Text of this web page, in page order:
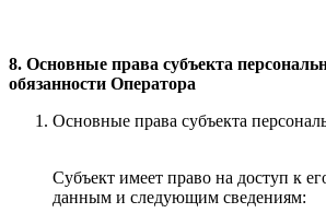
8. Основные права субъекта
обязанности Оператора
Основные права субъекта
Субъект имеет право на доступ к
данным и следующим сведениям: